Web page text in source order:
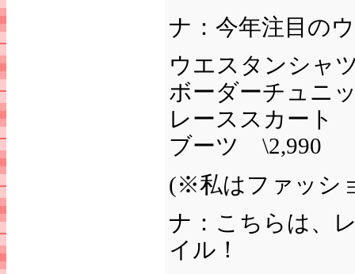
ナ：今年注目の
ウエスタンシャ
ボーダーチュニ
レーススカート
ブーツ \2,990
(※私はファッシ
ナ：こちらは、
イル！